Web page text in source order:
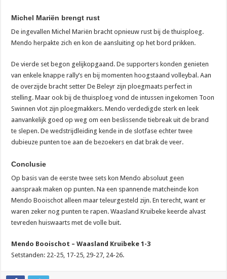
Michel Mariën brengt rust
De ingevallen Michel Mariën bracht opnieuw rust bij de thuisploeg.
Mendo herpakte zich en kon de aansluiting op het bord prikken.
De vierde set begon gelijkopgaand. De supporters konden genieten
van enkele knappe rally’s en bij momenten hoogstaand volleybal. Aan
de overzijde bracht setter De Beleyr zijn ploegmaats perfect in
stelling. Maar ook bij de thuisploeg vond de intussen ingekomen Toon
Swinnen vlot zijn ploegmakkers. Mendo verdedigde sterk en leek
aanvankelijk goed op weg om een beslissende tiebreak uit de brand
te slepen. De wedstrijdleiding kende in de slotfase echter twee
dubieuze punten toe aan de bezoekers en dat brak de veer.
Conclusie
Op basis van de eerste twee sets kon Mendo absoluut geen
aanspraak maken op punten. Na een spannende matcheinde kon
Mendo Booischot alleen maar teleurgesteld zijn. En terecht, want er
waren zeker nog punten te rapen. Waasland Kruibeke keerde alvast
tevreden huiswaarts met de volle buit.
Mendo Booischot – Waasland Kruibeke 1-3
Setstanden: 22-25, 17-25, 29-27, 24-26.